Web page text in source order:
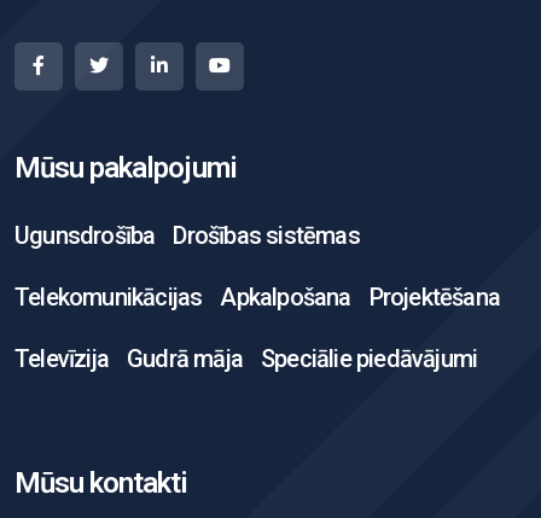
Mūsu pakalpojumi
Ugunsdrošība Drošības sistēmas
Telekomunikācijas Apkalpošana Projektēšana
Televīzija Gudrā māja Speciālie piedāvājumi
Mūsu kontakti